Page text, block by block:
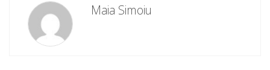
Maia Simoiu